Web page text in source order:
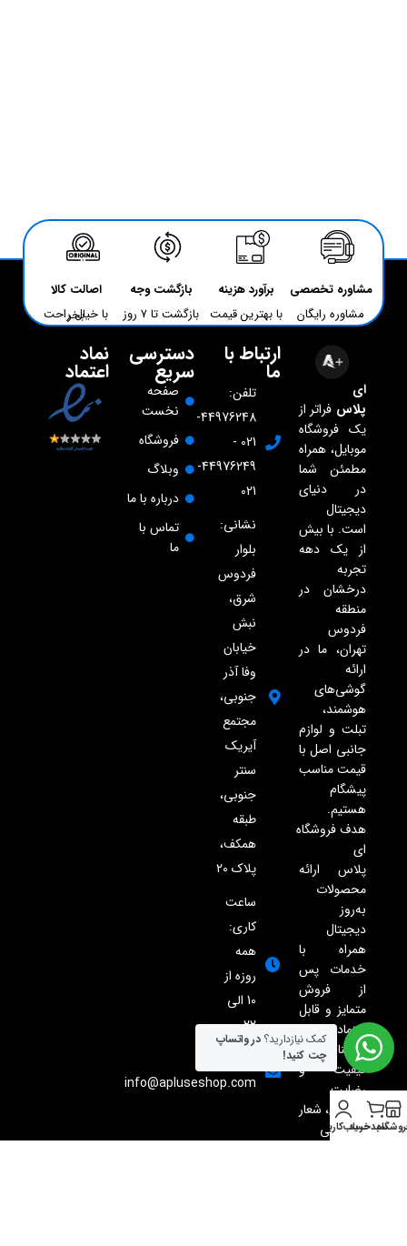
مشاوره تخصصی
مشاوره رایگان
برآورد هزینه
با بهترین قیمت
بازگشت وجه
بازگشت تا 7 روز
اصالت کالا
با خیال راحت بخر
ای
پلاس فراتر از
یک فروشگاه
موبایل، همراه
مطمئن شما
در دنیای
دیجیتال
است. با بیش
از یک دهه
تجربه
درخشان در
منطقه
فردوس
تهران، ما در
ارائه
گوشی‌های
هوشمند،
تبلت و لوازم
جانبی اصل با
قیمت مناسب
پیشگام
هستیم.
هدف فروشگاه
ای
پلاس ارائه
محصولات
به‌روز
دیجیتال
همراه با
خدمات پس
از فروش
متمایز و قابل
اعتماد است.
اطمینان،
کیفیت و
رضایت
مشتری، شعار
همیشگی
ارتباط با
ما
تلفن:
44976248-
021 -
44976249-
021
نشانی:
بلوار
فردوس
شرق،
نبش
خیابان
وفا آذر
جنوبی،
مجتمع
آیریک
سنتر
جنوبی،
طبقه
همکف،
پلاک ۲۰
ساعت
کاری:
همه
روزه از
10 الی
22
info@apluseshop.com
دسترسی
سریع
صفحه
نخست
فروشگاه
وبلاگ
درباره با ما
تماس با
ما
نماد
اعتماد
سبدخریدحساب‌کاربری
کمک نیازدارید؟در واتساپ
چت کنید!